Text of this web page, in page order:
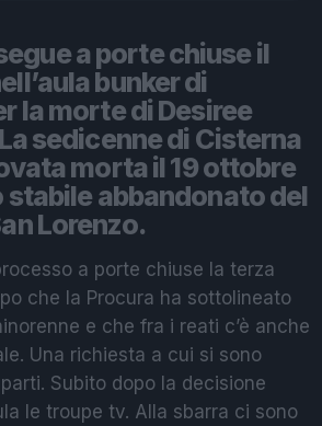
a porte chiuse il
bunker di
la morte di Desiree
sedicenne di Cisterna
morta il 19 ottobre
stabile abbandonato del
Lorenzo.
a porte chiuse la terza
che la Procura ha sottolineato
e che fra i reati c’è anche
Una richiesta a cui si sono
Subito dopo la decisione
le troupe tv. Alla sbarra ci sono